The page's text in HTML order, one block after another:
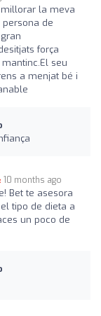
la meva
de
força
seu
a menjat bé i
10 months ago
Bet te asesora
tipo de dieta a
un poco de